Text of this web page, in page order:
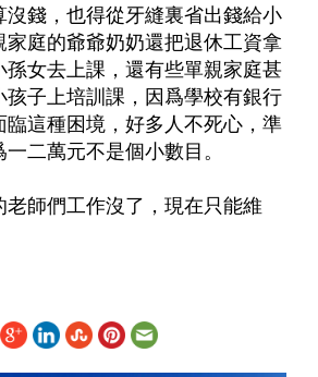
沒錢，也得從牙縫裏省出錢給小
家庭的爺爺奶奶還把退休工資拿
孫女去上課，還有些單親家庭甚
孩子上培訓課，因爲學校有銀行
臨這種困境，好多人不死心，準
二萬元不是個小數目。
老師們工作沒了，現在只能維